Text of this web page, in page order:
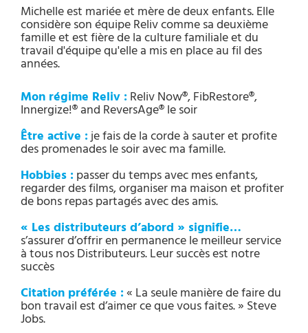
Michelle est mariée et mère de deux enfants. Elle
considère son équipe Reliv comme sa deuxième
famille et est fière de la culture familiale et du
travail d'équipe qu'elle a mis en place au fil des
années.
Mon régime Reliv :Reliv Now®, FibRestore®,
Innergize!® and ReversAge® le soir
Être active :je fais de la corde à sauter et profite
des promenades le soir avec ma famille.
Hobbies :passer du temps avec mes enfants,
regarder des films, organiser ma maison et profiter
de bons repas partagés avec des amis.
« Les distributeurs d’abord » signifie…
s’assurer d’offrir en permanence le meilleur service
à tous nos Distributeurs. Leur succès est notre
succès
Citation préférée :« La seule manière de faire du
bon travail est d’aimer ce que vous faites. » Steve
Jobs.